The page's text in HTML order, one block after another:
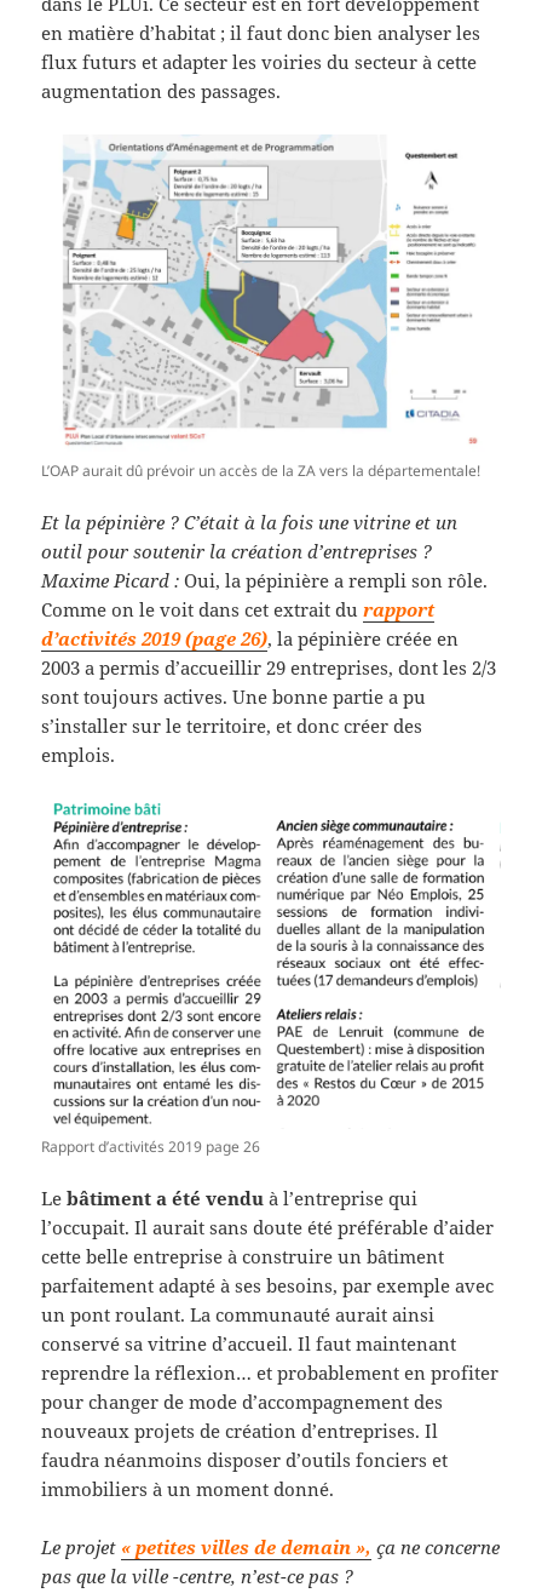
en matière d’habitat ; il faut donc bien analyser les
flux futurs et adapter les voiries du secteur à cette
augmentation des passages.
L’OAP aurait dû prévoir un accès de la ZA vers la départementale!
Et la pépinière ? C’était à la fois une vitrine et un
outil pour soutenir la création d’entreprises ?
Maxime Picard : Oui, la pépinière a rempli son rôle.
Comme on le voit dans cet extrait durapport
d’activités 2019 (page 26), la pépinière créée en
2003 a permis d’accueillir 29 entreprises, dont les 2/3
sont toujours actives. Une bonne partie a pu
s’installer sur le territoire, et donc créer des
emplois.
Rapport d’activités 2019 page 26
Lebâtiment a été vendu à l’entreprise qui
l’occupait. Il aurait sans doute été préférable d’aider
cette belle entreprise à construire un bâtiment
parfaitement adapté à ses besoins, par exemple avec
un pont roulant. La communauté aurait ainsi
conservé sa vitrine d’accueil. Il faut maintenant
reprendre la réflexion… et probablement en profiter
pour changer de mode d’accompagnement des
nouveaux projets de création d’entreprises. Il
faudra néanmoins disposer d’outils fonciers et
immobiliers à un moment donné.
Le projet « petites villes de demain », ça ne concerne
pas que la ville -centre, n’est-ce pas ?